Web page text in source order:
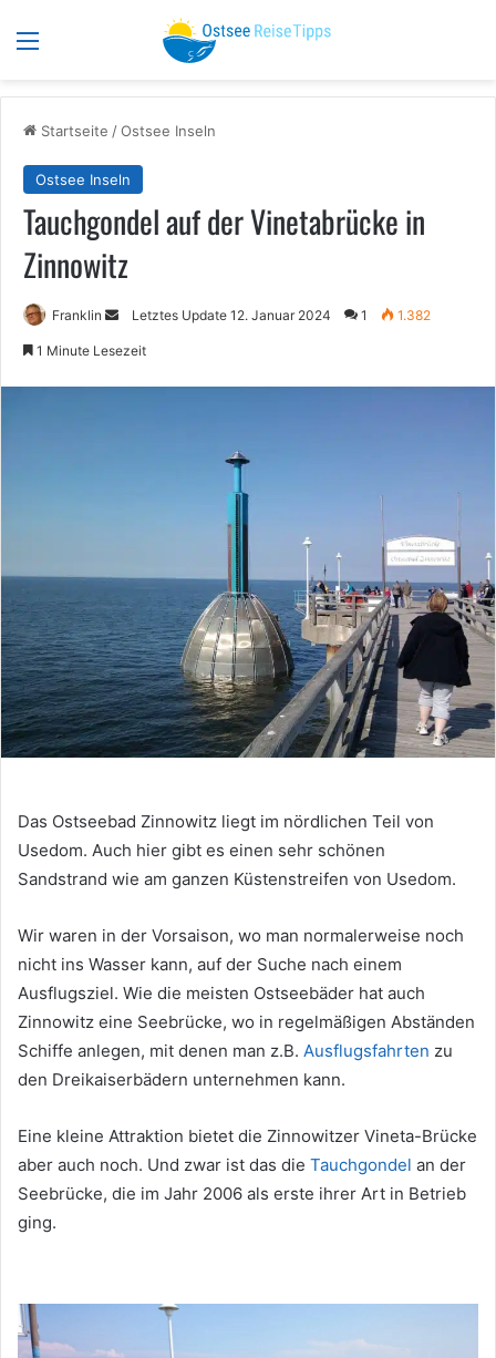
Menü
Startseite /Ostsee Inseln
Ostsee Inseln
Tauchgondel auf der Vinetabrücke in
Zinnowitz
Franklin
Sende
Letztes Update 12. Januar 2024 1 1.382
1 Minute Lesezeit
Das Ostseebad Zinnowitz liegt im nördlichen Teil von
Usedom. Auch hier gibt es einen sehr schönen
Sandstrand wie am ganzen Küstenstreifen von Usedom.
Wir waren in der Vorsaison, wo man normalerweise noch
nicht ins Wasser kann, auf der Suche nach einem
Ausflugsziel. Wie die meisten Ostseebäder hat auch
Zinnowitz eine Seebrücke, wo in regelmäßigen Abständen
Schiffe anlegen, mit denen man z.B. Ausflugsfahrten zu
den Dreikaiserbädern unternehmen kann.
Eine kleine Attraktion bietet die Zinnowitzer Vineta-Brücke
aber auch noch. Und zwar ist das die Tauchgondel an der
Seebrücke, die im Jahr 2006 als erste ihrer Art in Betrieb
ging.